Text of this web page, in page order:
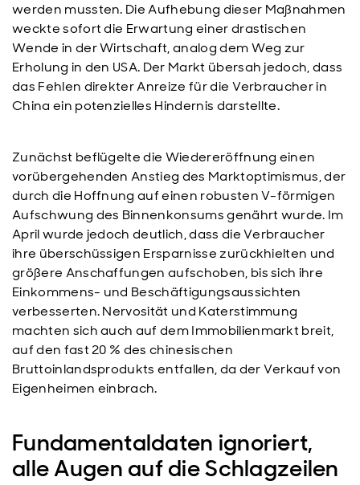
werden mussten. Die Aufhebung dieser Maßnahmen
weckte sofort die Erwartung einer drastischen
Wende in der Wirtschaft, analog dem Weg zur
Erholung in den USA. Der Markt übersah jedoch, dass
das Fehlen direkter Anreize für die Verbraucher in
China ein potenzielles Hindernis darstellte.
Zunächst beflügelte die Wiedereröffnung einen
vorübergehenden Anstieg des Marktoptimismus, der
durch die Hoffnung auf einen robusten V-förmigen
Aufschwung des Binnenkonsums genährt wurde. Im
April wurde jedoch deutlich, dass die Verbraucher
ihre überschüssigen Ersparnisse zurückhielten und
größere Anschaffungen aufschoben, bis sich ihre
Einkommens- und Beschäftigungsaussichten
verbesserten. Nervosität und Katerstimmung
machten sich auch auf dem Immobilienmarkt breit,
auf den fast 20 % des chinesischen
Bruttoinlandsprodukts entfallen, da der Verkauf von
Eigenheimen einbrach.
Fundamentaldaten ignoriert,
alle Augen auf die Schlagzeilen